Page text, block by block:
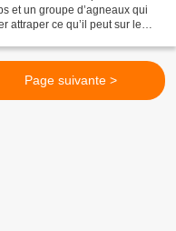
et un groupe d’agneaux qui
attraper ce qu’il peut sur le
Page suivante >